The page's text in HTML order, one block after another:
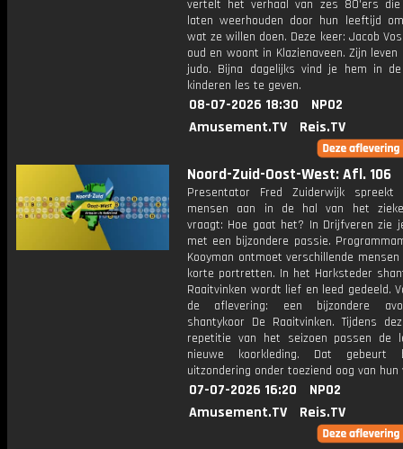
vertelt het verhaal van zes 80'ers
laten weerhouden door hun leeftijd
wat ze willen doen. Deze keer: Jacob
oud en woont in Klazienaveen. Zijn
judo. Bijna dagelijks vind je hem in
kinderen les te geven.
08-07-2026 18:30
NPO2
Amusement.TV
Reis.TV
Noord-Zuid-Oost-West: Afl. 106
Presentator Fred Zuiderwijk spreekt
mensen aan in de hal van het
vraagt: Hoe gaat het? In Drijfveren zie
met een bijzondere passie.
Kooyman ontmoet verschillende
korte portretten. In het Harksteder
Raaitvinken wordt lief en leed gedeeld.
de aflevering: een bijzondere
shantykoor De Raaitvinken. Tijdens
repetitie van het seizoen passen de
nieuwe koorkleding. Dat gebeurt
uitzondering onder toeziend oog van hun
07-07-2026 16:20
NPO2
Amusement.TV
Reis.TV